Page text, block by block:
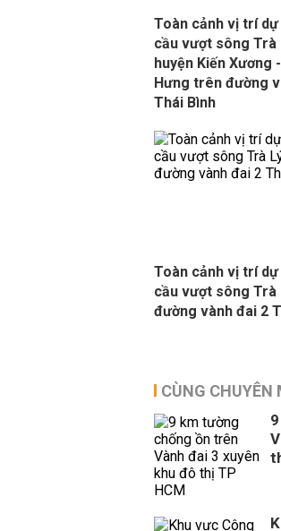
Toàn cảnh vị trí dự
cầu vượt sông Trà
huyện Kiến Xương
Hưng trên đường
Thái Bình
Toàn cảnh vị trí dự
cầu vượt sông Trà
đường vành đai 2
CÙNG CHUYÊN